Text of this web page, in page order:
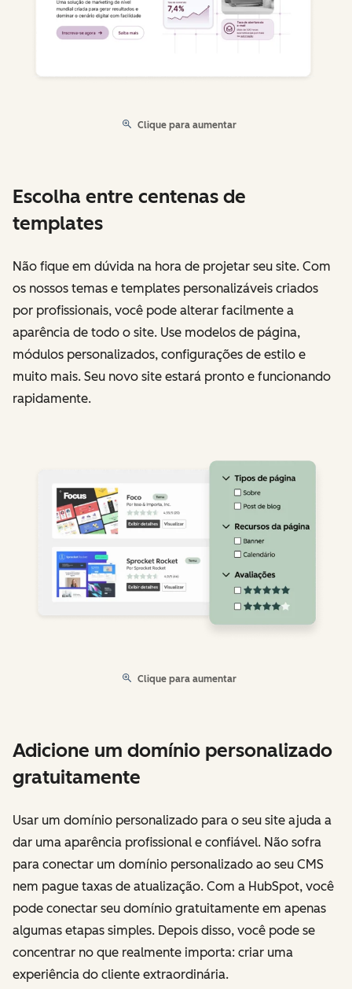
Clique para aumentar
Escolha entre centenas de
templates
Não fique em dúvida na hora de projetar seu site. Com
os nossos temas e templates personalizáveis criados
por profissionais, você pode alterar facilmente a
aparência de todo o site. Use modelos de página,
módulos personalizados, configurações de estilo e
muito mais. Seu novo site estará pronto e funcionando
rapidamente.
Clique para aumentar
Adicione um domínio personalizado
gratuitamente
Usar um domínio personalizado para o seu site ajuda a
dar uma aparência profissional e confiável. Não sofra
para conectar um domínio personalizado ao seu CMS
nem pague taxas de atualização. Com a HubSpot, você
pode conectar seu domínio gratuitamente em apenas
algumas etapas simples. Depois disso, você pode se
concentrar no que realmente importa: criar uma
experiência do cliente extraordinária.